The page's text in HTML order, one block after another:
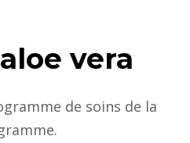
vera
de soins de la